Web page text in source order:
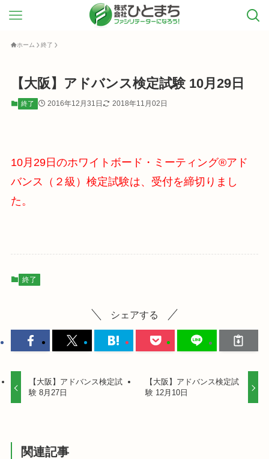
ホーム 終了
【大阪】アドバンス検定試験 10月29日
終了 2016年12月31日 2018年11月02日
10月29日のホワイトボード・ミーティング®アド
バンス（２級）検定試験は、受付を締切りまし
た。
終了
シェアする
【大阪】アドバンス検定試
験 8月27日
【大阪】アドバンス検定試
験 12月10日
関連記事